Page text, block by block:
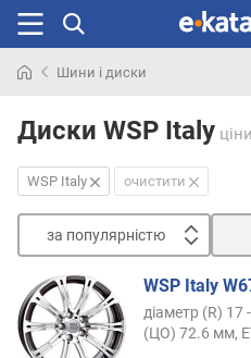
раніше
Шини і диски
Диски WSP Italy ціни
WSP Italy очистити
за популярністю
з
а
п
WSP Italy
діаметр (R) 17
(ЦО) 72.6 мм,